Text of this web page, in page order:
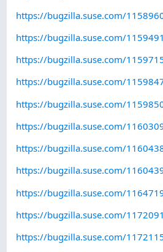
https://bugzilla.suse.com/
https://bugzilla.suse.com/1159491
https://bugzilla.suse.com/
https://bugzilla.suse.com/
https://bugzilla.suse.com/
https://bugzilla.suse.com/
https://bugzilla.suse.com/
https://bugzilla.suse.com/
https://bugzilla.suse.com/
https://bugzilla.suse.com/1172091
https://bugzilla.suse.com/